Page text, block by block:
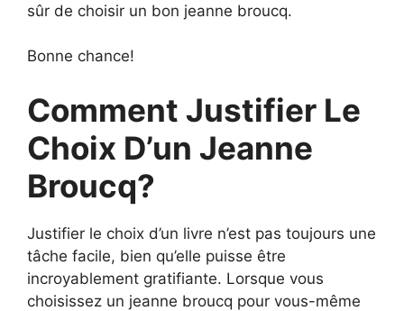
sûr de choisir un bon jeanne broucq.
Bonne chance!
Comment Justifier Le
Choix D’un Jeanne
Broucq?
Justifier le choix d’un livre n’est pas toujours une
tâche facile, bien qu’elle puisse être
incroyablement gratifiante. Lorsque vous
choisissez un jeanne broucq pour vous-même